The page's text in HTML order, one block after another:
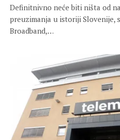
Definitnivno neće biti ništa od
preuzimanja u istoriji Slovenije,
Broadband,…